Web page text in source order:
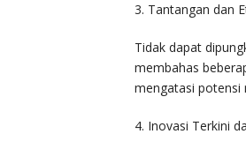
3. Tantangan dan
Tidak dapat
membahas
mengatasi potensi
4. Inovasi Terkini